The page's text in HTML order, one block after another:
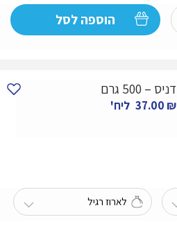
הוספה לסל
דניס – 500 גרם
37.00 ₪ ליח'